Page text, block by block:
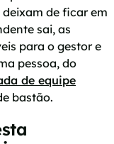
de ficar em
sai, as
para o gestor e
pessoa, do
de equipe
bastão.